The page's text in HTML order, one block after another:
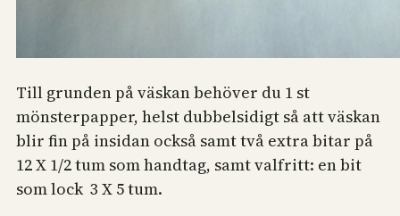
Till grunden på väskan behöver du 1 st
mönsterpapper, helst dubbelsidigt så att väskan
blir fin på insidan också samt två extra bitar på
12 X 1/2 tum som handtag, samt valfritt: en bit
som lock 3 X 5 tum.